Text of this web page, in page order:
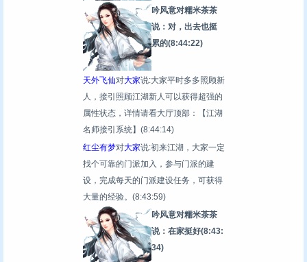
吟风意对糯米茶茶
说：对，出去也挺
累的(8:44:22)
天外飞仙对大家说:大家平时多多照顾新
人，接引照顾江湖新人可以获得超强的
属性状态，详情请看大厅顶部：【江湖
名师接引系统】 (8:44:14)
红尘有梦对大家说:初来江湖，大家一定
找个可靠的门派加入，参与门派的建
设，完成每天的门派建设任务，可获得
大量的经验。 (8:43:59)
吟风意对糯米茶茶
说：在家挺好(8:43:
34)